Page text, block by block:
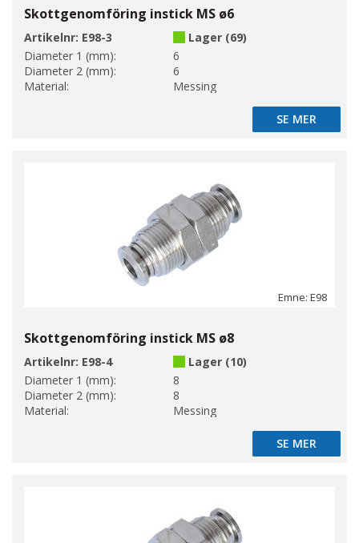
Skottgenomföring instick MS ø6
Artikelnr: E98-3
Lager (69)
Diameter 1 (mm):
6
Diameter 2 (mm):
6
Material:
Messing
SE MER
SE MER
Emne: E98
Skottgenomföring instick MS ø8
Artikelnr: E98-4
Lager (10)
Diameter 1 (mm):
8
Diameter 2 (mm):
8
Material:
Messing
SE MER
SE MER